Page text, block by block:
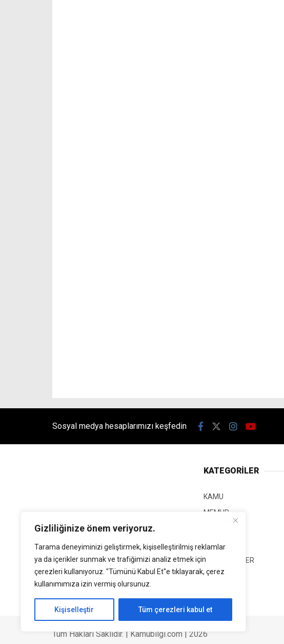
Gizliliğinize önem veriyoruz.
Tarama deneyiminizi geliştirmek, kişiselleştirilmiş reklamlar
ya da içerikler sunmak ve trafiğimizi analiz etmek için
çerezleri kullanıyoruz. "Tümünü Kabul Et"e tıklayarak, çerez
kullanımımıza izin vermiş olursunuz.
Kişiselleştir Tüm çerezleri kabul et
Sosyal medya hesaplarımızı keşfedin
KATEGORİLER
KAMU
MEMUR
EĞİTİM
GÜNCEL HABER
SİYASET
Tüm Hakları Saklıdır. | Kamubilgi.com | 2026